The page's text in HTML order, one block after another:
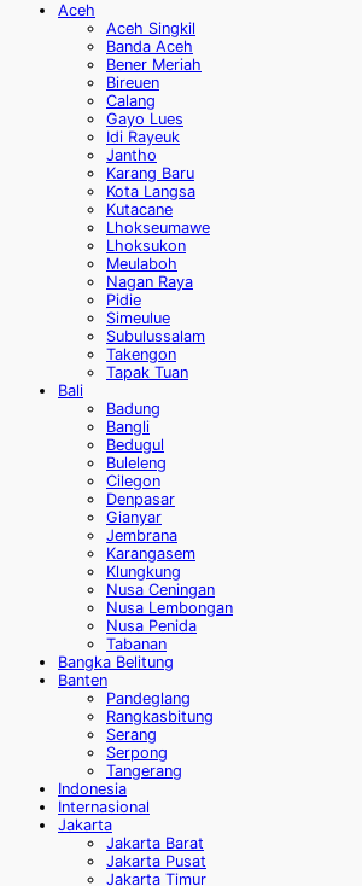
Aceh
Aceh Singkil
Banda Aceh
Bener Meriah
Bireuen
Calang
Gayo Lues
Idi Rayeuk
Jantho
Karang Baru
Kota Langsa
Kutacane
Lhokseumawe
Lhoksukon
Meulaboh
Nagan Raya
Pidie
Simeulue
Subulussalam
Takengon
Tapak Tuan
Bali
Badung
Bangli
Bedugul
Buleleng
Cilegon
Denpasar
Gianyar
Jembrana
Karangasem
Klungkung
Nusa Ceningan
Nusa Lembongan
Nusa Penida
Tabanan
Bangka Belitung
Banten
Pandeglang
Rangkasbitung
Serang
Serpong
Tangerang
Indonesia
Internasional
Jakarta
Jakarta Barat
Jakarta Pusat
Jakarta Timur